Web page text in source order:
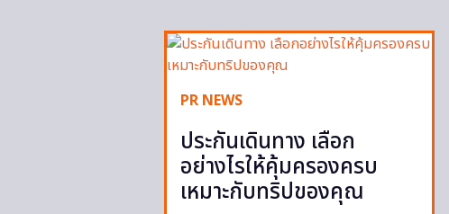
PR NEWS
ประกันเดินทาง เลือก
อย่างไรให้คุ้มครองครบ
เหมาะกับทริปของคุณ